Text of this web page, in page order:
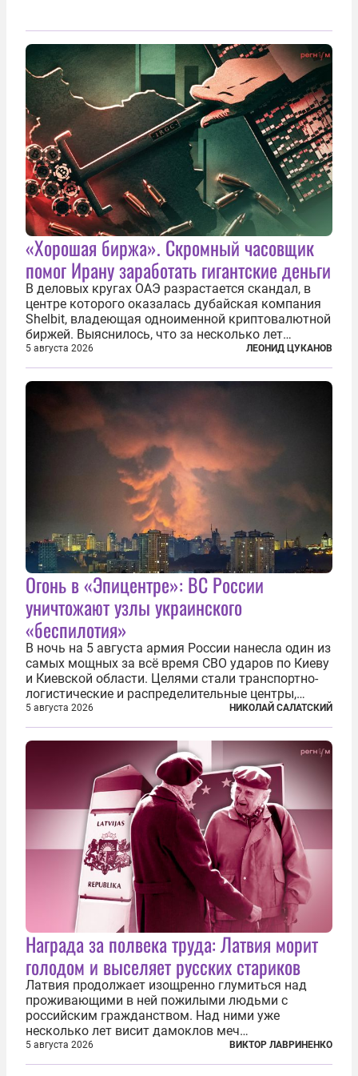
«Хорошая биржа». Скромный часовщик
помог Ирану заработать гигантские деньги
В деловых кругах ОАЭ разрастается скандал, в
центре которого оказалась дубайская компания
Shelbit, владеющая одноименной криптовалютной
биржей. Выяснилось, что за несколько лет
существования через Shelbit прошло не менее 4
млрд долларов в криптовалюте, принадлежащих
иранским чиновникам и силовикам...
5 августа 2026 ЛЕОНИД ЦУКАНОВ
Огонь в «Эпицентре»: ВС России
уничтожают узлы украинского
«беспилотия»
В ночь на 5 августа армия России нанесла один из
самых мощных за всё время СВО ударов по Киеву
и Киевской области. Целями стали транспортно-
логистические и распределительные центры,
которые ВСУ использовали для хранения и
доставки вооружений и грузов военного
назначения. Атака также «накрыла»...
5 августа 2026 НИКОЛАЙ САЛАТСКИЙ
Награда за полвека труда: Латвия морит
голодом и выселяет русских стариков
Латвия продолжает изощренно глумиться над
проживающими в ней пожилыми людьми с
российским гражданством. Над ними уже
несколько лет висит дамоклов меч
насильственного выдворения. Некоторых уже
депортировали, а многие уехали сами, не
5 августа 2026 ВИКТОР ЛАВРИНЕНКО